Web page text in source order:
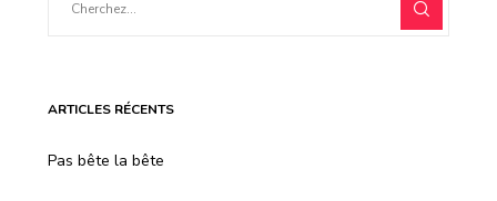
ARTICLES RÉCENTS
Pas bête la bête